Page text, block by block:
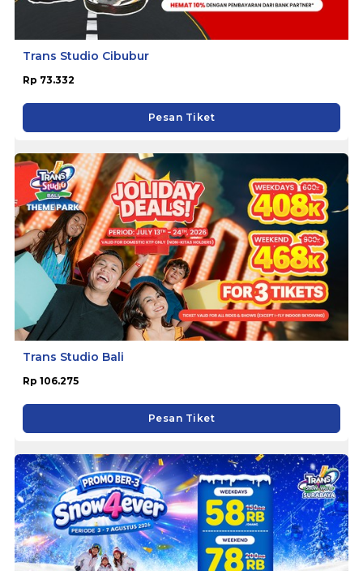
Trans Studio Cibubur
Rp 73.332
Pesan Tiket
Trans Studio Bali
Rp 106.275
Pesan Tiket